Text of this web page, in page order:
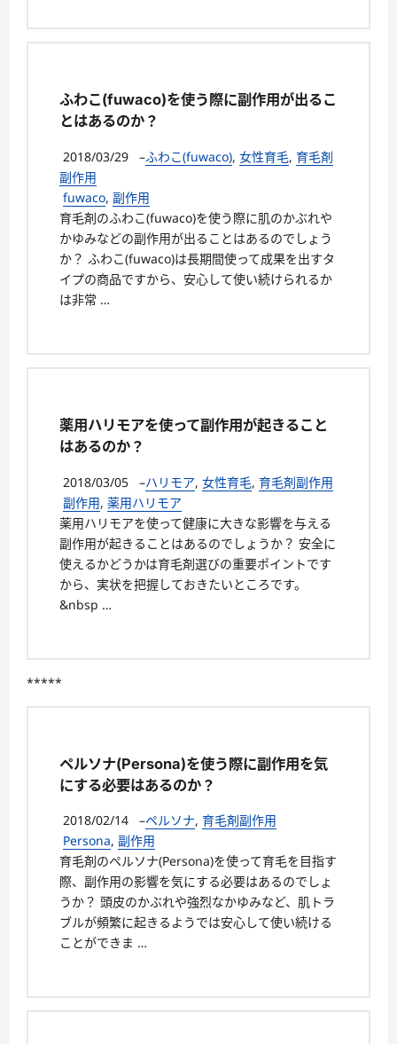
ふわこ(fuwaco)を使う際に副作用が出るこ
とはあるのか？
2018/03/29 –ふわこ(fuwaco), 女性育毛, 育毛剤
副作用
fuwaco, 副作用
育毛剤のふわこ(fuwaco)を使う際に肌のかぶれや
かゆみなどの副作用が出ることはあるのでしょう
か？ ふわこ(fuwaco)は長期間使って成果を出すタ
イプの商品ですから、安心して使い続けられるか
は非常 …
薬用ハリモアを使って副作用が起きること
はあるのか？
2018/03/05 –ハリモア, 女性育毛, 育毛剤副作用
副作用, 薬用ハリモア
薬用ハリモアを使って健康に大きな影響を与える
副作用が起きることはあるのでしょうか？ 安全に
使えるかどうかは育毛剤選びの重要ポイントです
から、実状を把握しておきたいところです。
&nbsp …
*****
ペルソナ(Persona)を使う際に副作用を気
にする必要はあるのか？
2018/02/14 –ペルソナ, 育毛剤副作用
Persona, 副作用
育毛剤のペルソナ(Persona)を使って育毛を目指す
際、副作用の影響を気にする必要はあるのでしょ
うか？ 頭皮のかぶれや強烈なかゆみなど、肌トラ
ブルが頻繁に起きるようでは安心して使い続ける
ことができま …